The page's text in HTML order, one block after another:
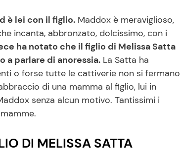
è lei con il figlio. Maddox è meraviglioso,
incanta, abbronzato, dolcissimo, con i
ha notato che il figlio di Melissa Satta
a parlare di anoressia. La Satta ha
o forse tutte le cattiverie non si fermano
di una mamma al figlio, lui in
senza alcun motivo. Tantissimi i
DI MELISSA SATTA